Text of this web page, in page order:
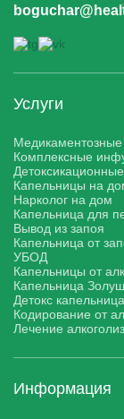
Услуги
Комплексные
Капельницы на
Нарколог на дом
Капельница для
Вывод из запоя
Капельница от
УБОД
Капельницы от
Капельница
Детокс капельница
Кодирование от
Лечение
Информация